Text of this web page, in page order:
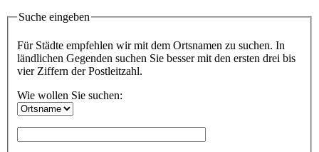
Suche eingeben
Für Städte empfehlen wir mit dem Ortsnamen zu suchen. In
ländlichen Gegenden suchen Sie besser mit den ersten drei bis
vier Ziffern der Postleitzahl.
Wie wollen Sie suchen: